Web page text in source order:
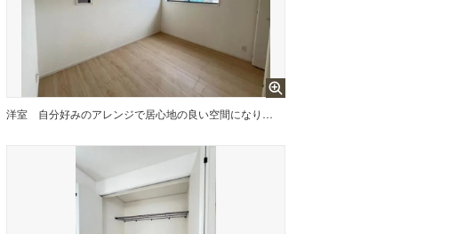
洋室 自分好みのアレンジで居心地の良い空間になりそうです。